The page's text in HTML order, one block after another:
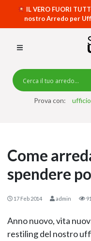
IL VERO FUORI
nostro Arredo per
Prova con:
SCRIVANIE SPECIAL DESK
CASSETTIERE
RECEPTION
TAVOLI RIUNIONE
ACCESSORI
Come
spendere
17 Feb 2014 admin
Anno nuovo, vita
restiling del nostro